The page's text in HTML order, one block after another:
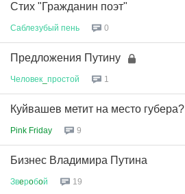
Стих "Гражданин поэт"
Саблезубый пень 0
Предложения Путину
Человек простой 1
Куйвашев метит на место губера?
Pink Friday 9
Бизнес Владимира Путина
Звeрoбoй 19